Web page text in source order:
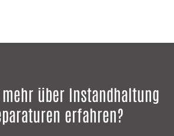
über Instandhaltung
erfahren?